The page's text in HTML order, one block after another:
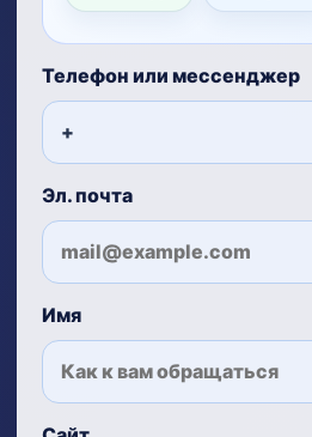
Телефон или мессенджер
Эл. почта
Имя